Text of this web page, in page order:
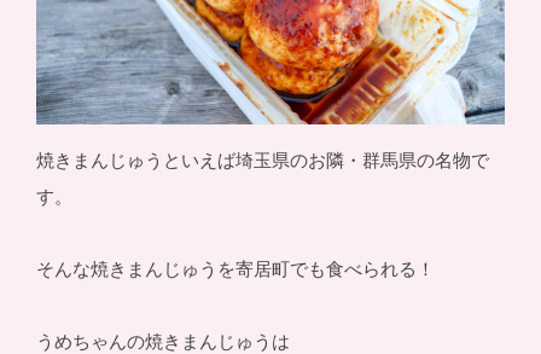
焼きまんじゅうといえば埼玉県のお隣・群馬県の名物で
す。
そんな焼きまんじゅうを寄居町でも食べられる！
うめちゃんの焼きまんじゅうは